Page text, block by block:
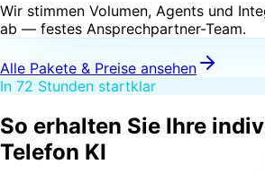
Wir stimmen Volumen, Agents und
ab — festes Ansprechpartner-Team.
Alle Pakete & Preise ansehen
In 72 Stunden startklar
So erhalten Sie Ihre
Telefon KI